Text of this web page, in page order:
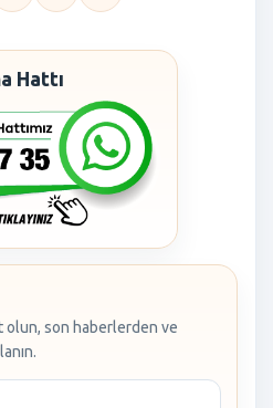
Hattı
olun, son haberlerden ve